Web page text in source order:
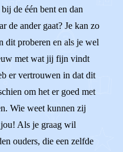
de één bent en dan
de ander gaat? Je kan zo
dit proberen en als je wel
met wat jij fijn vindt
er vertrouwen in dat dit
om het er goed met
Wie weet kunnen zij
Als je graag wil
ouders, die een zelfde